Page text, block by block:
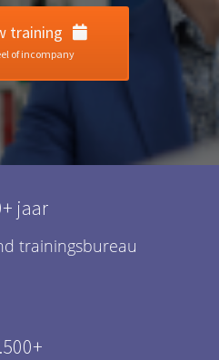
training
of incompany
jaar
trainingsbureau